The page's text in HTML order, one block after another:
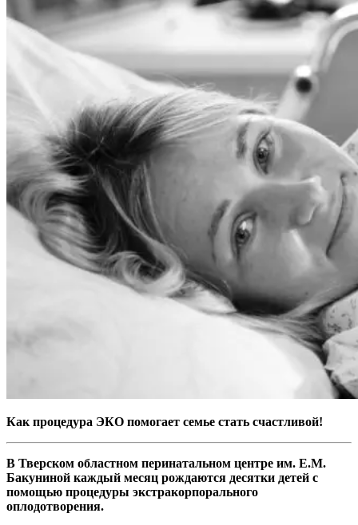
Как процедура ЭКО помогает семье стать счастливой!
В Тверском областном перинатальном центре им. Е.М.
Бакуниной каждый месяц рождаются десятки детей с
помощью процедуры экстракорпорального
оплодотворения.